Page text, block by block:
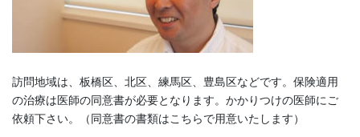
訪問地域は、板橋区、北区、練馬区、豊島区などです。保険適用
の治療は医師の同意書が必要となります。かかりつけの医師にご
依頼下さい。（同意書の書類はこちらで用意いたします）